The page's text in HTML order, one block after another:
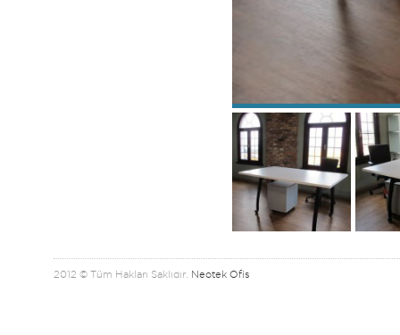
2012 © Tüm Hakları Saklıdır. Neotek Ofis